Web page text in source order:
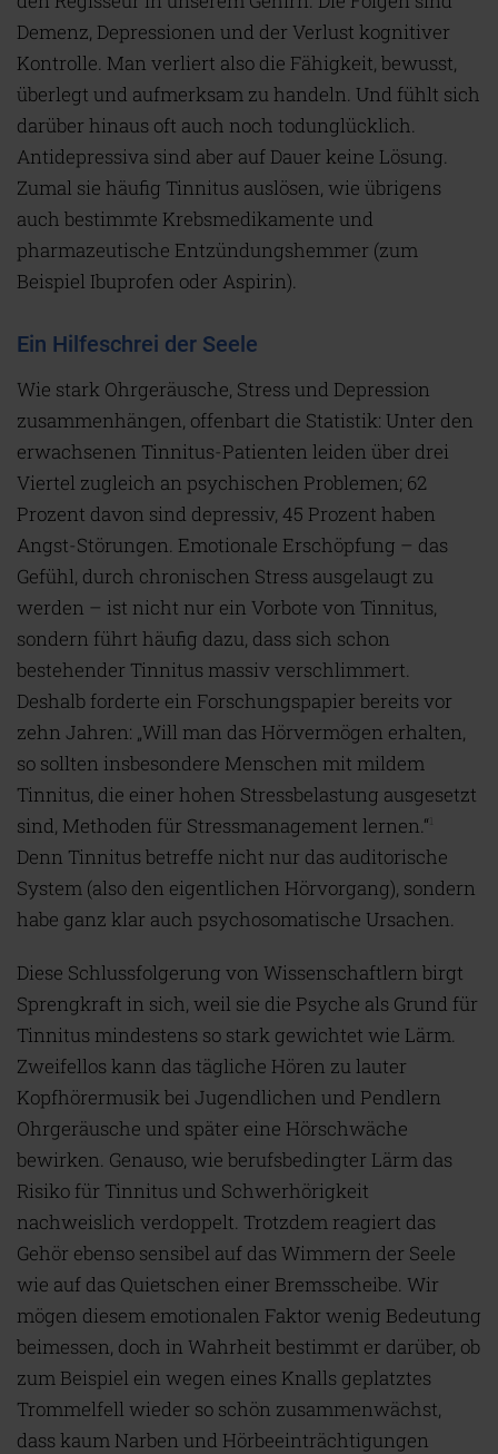
Demenz, Depressionen und der Verlust kognitiver
Kontrolle. Man verliert also die Fähigkeit, bewusst,
überlegt und aufmerksam zu handeln. Und fühlt sich
darüber hinaus oft auch noch todunglücklich.
Antidepressiva sind aber auf Dauer keine Lösung.
Zumal sie häufig Tinnitus auslösen, wie übrigens
auch bestimmte Krebsmedikamente und
pharmazeutische Entzündungshemmer (zum
Beispiel Ibuprofen oder Aspirin).
Ein Hilfeschrei der Seele
Wie stark Ohrgeräusche, Stress und Depression
zusammenhängen, offenbart die Statistik: Unter den
erwachsenen Tinnitus-Patienten leiden über drei
Viertel zugleich an psychischen Problemen; 62
Prozent davon sind depressiv, 45 Prozent haben
Angst-Störungen. Emotionale Erschöpfung – das
Gefühl, durch chronischen Stress ausgelaugt zu
werden – ist nicht nur ein Vorbote von Tinnitus,
sondern führt häufig dazu, dass sich schon
bestehender Tinnitus massiv verschlimmert.
Deshalb forderte ein Forschungspapier bereits vor
zehn Jahren: „Will man das Hörvermögen erhalten,
so sollten insbesondere Menschen mit mildem
Tinnitus, die einer hohen Stressbelastung ausgesetzt
sind, Methoden für Stressmanagement lernen.“
Denn Tinnitus betreffe nicht nur das auditorische
System (also den eigentlichen Hörvorgang), sondern
habe ganz klar auch psychosomatische Ursachen.
Diese Schlussfolgerung von Wissenschaftlern birgt
Sprengkraft in sich, weil sie die Psyche als Grund für
Tinnitus mindestens so stark gewichtet wie Lärm.
Zweifellos kann das tägliche Hören zu lauter
Kopfhörermusik bei Jugendlichen und Pendlern
Ohrgeräusche und später eine Hörschwäche
bewirken. Genauso, wie berufsbedingter Lärm das
Risiko für Tinnitus und Schwerhörigkeit
nachweislich verdoppelt. Trotzdem reagiert das
Gehör ebenso sensibel auf das Wimmern der Seele
wie auf das Quietschen einer Bremsscheibe. Wir
mögen diesem emotionalen Faktor wenig Bedeutung
beimessen, doch in Wahrheit bestimmt er darüber, ob
zum Beispiel ein wegen eines Knalls geplatztes
Trommelfell wieder so schön zusammenwächst,
dass kaum Narben und Hörbeeinträchtigungen